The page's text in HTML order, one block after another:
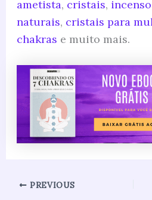
ametista, cristais, incenso
naturais, cristais para
chakras e muito mais.
PREVIOUS